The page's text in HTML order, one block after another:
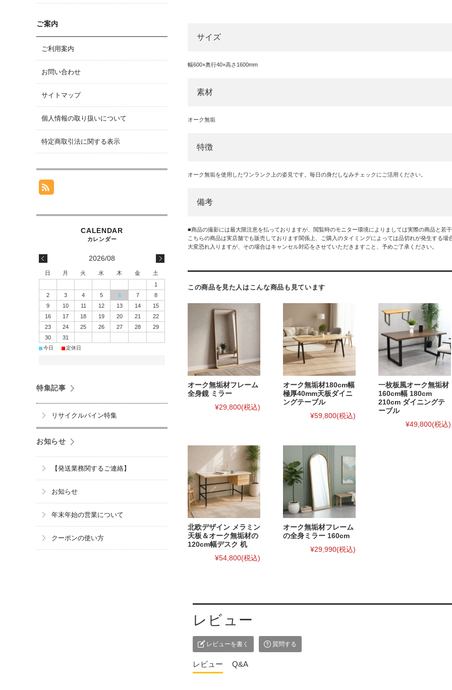
サイズ
幅600×奥行40×高さ1600mm
素材
オーク無垢
特徴
オーク無垢を使用したワンランク上の姿見です。毎日の身だしなみチェックにご活用ください。
備考
■商品の撮影には最大限注意を払っておりますが、閲覧時のモニター環境によりましては実際の商品と若
こちらの商品は実店舗でも販売しております関係上、ご購入のタイミングによっては品切れが発生する場
大変恐れ入りますが、その場合はキャンセル対応をさせていただきますこと、予めご了承ください。
この商品を見た人はこんな商品も見ています
オーク無垢材フレーム
全身鏡 ミラー
¥29,800(税込)
オーク無垢材180cm幅
極厚40mm天板ダイニ
ングテーブル
¥59,800(税込)
一枚板風オーク無垢材
160cm幅 180cm
210cm ダイニングテ
ーブル
¥49,800(税込)
北欧デザイン メラミン
天板＆オーク無垢材の
120cm幅デスク 机
¥54,800(税込)
オーク無垢材フレーム
の全身ミラー 160cm
¥29,990(税込)
レビュー
レビューを書く 質問する
レビュー Q&A
ご案内
ご利用案内
お問い合わせ
サイトマップ
個人情報の取り扱いについて
特定商取引法に関する表示
2026/08
日 月 火 水 木 金
土
1
2
3 4 5 6 7
8
9
10 11 12 13 14
15
16
17 18 19 20 21
22
23
24 25 26 27 28
29
30
31
■今日 ■定休日
特集記事
リサイクルパイン特集
お知らせ
【発送業務関するご連絡】
お知らせ
年末年始の営業について
クーポンの使い方